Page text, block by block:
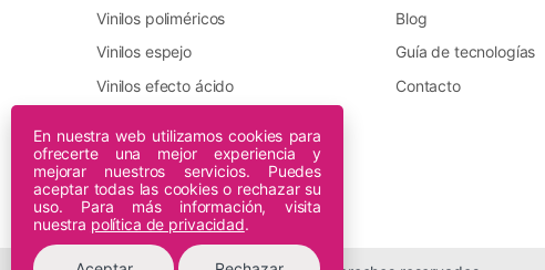
Vinilos poliméricos
Vinilos espejo
Vinilos efecto ácido
Plotters DTF Innuro
Plotters de impresión
Blog
Guía de tecnologías
Contacto
En nuestra web utilizamos cookies para
ofrecerte una mejor experiencia y
mejorar nuestros servicios. Puedes
aceptar todas las cookies o rechazar su
uso. Para más información, visita
nuestra política de privacidad.